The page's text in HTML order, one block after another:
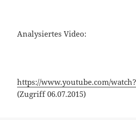
Analysiertes Video:
https://www.youtube.com/
(Zugriff 06.07.2015)